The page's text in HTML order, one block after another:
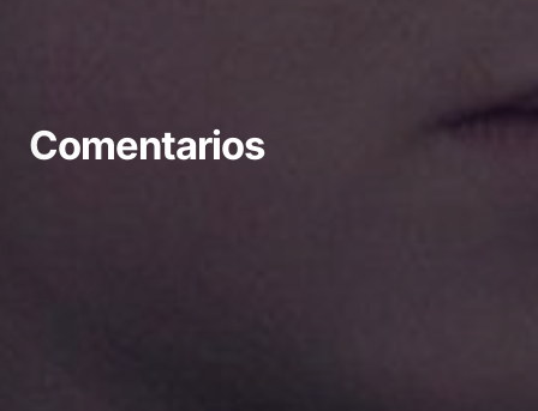
Comentarios